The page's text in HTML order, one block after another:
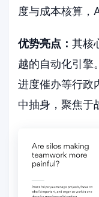
度与成本核算，
优势亮点：其核
越的自动化引擎
进度催办等行政
中抽身，聚焦于